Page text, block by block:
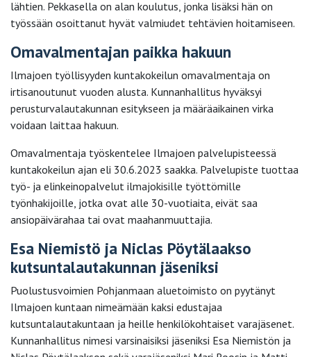
lähtien. Pekkasella on alan koulutus, jonka lisäksi hän on
työssään osoittanut hyvät valmiudet tehtävien hoitamiseen.
Omavalmentajan paikka hakuun
Ilmajoen työllisyyden kuntakokeilun omavalmentaja on
irtisanoutunut vuoden alusta. Kunnanhallitus hyväksyi
perusturvalautakunnan esitykseen ja määräaikainen virka
voidaan laittaa hakuun.
Omavalmentaja työskentelee Ilmajoen palvelupisteessä
kuntakokeilun ajan eli 30.6.2023 saakka. Palvelupiste tuottaa
työ- ja elinkeinopalvelut ilmajokisille työttömille
työnhakijoille, jotka ovat alle 30-vuotiaita, eivät saa
ansiopäivärahaa tai ovat maahanmuuttajia.
Esa Niemistö ja Niclas Pöytälaakso
kutsuntalautakunnan jäseniksi
Puolustusvoimien Pohjanmaan aluetoimisto on pyytänyt
Ilmajoen kuntaan nimeämään kaksi edustajaa
kutsuntalautakuntaan ja heille henkilökohtaiset varajäsenet.
Kunnanhallitus nimesi varsinaisiksi jäseniksi Esa Niemistön ja